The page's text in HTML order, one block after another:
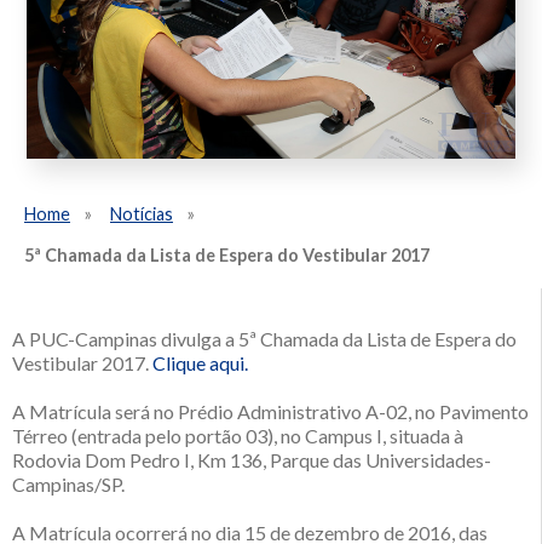
Home
Notícias
5ª Chamada da Lista de Espera do Vestibular 2017
A PUC-Campinas divulga a 5ª Chamada da Lista de Espera do
Vestibular 2017.Clique aqui.
A Matrícula será no Prédio Administrativo A-02, no Pavimento
Térreo (entrada pelo portão 03), no Campus I, situada à
Rodovia Dom Pedro I, Km 136, Parque das Universidades-
Campinas/SP.
A Matrícula ocorrerá no dia 15 de dezembro de 2016, das